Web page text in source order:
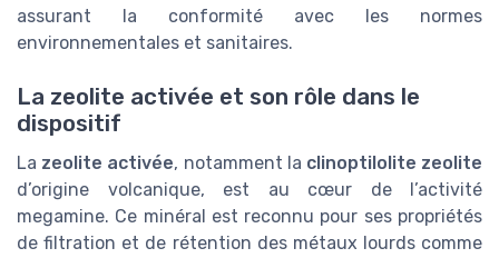
assurant la conformité avec les normes
environnementales et sanitaires.
La zeolite activée et son rôle dans le
dispositif
La zeolite activée, notamment la clinoptilolite zeolite
d’origine volcanique, est au cœur de l’activité
megamine. Ce minéral est reconnu pour ses propriétés
de filtration et de rétention des métaux lourds comme